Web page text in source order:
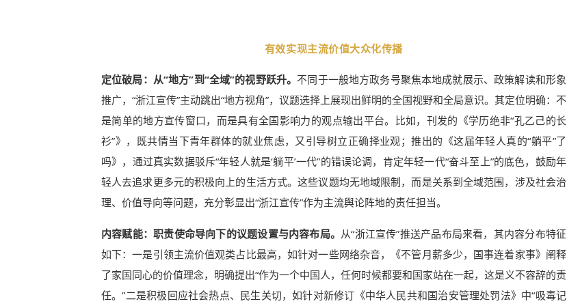
有效实现主流价值大众化传播
定位破局：从“地方”到“全域”的视野跃升。不同于一般地方政务号聚焦本地成就展示、政策解读和形象
推广，“浙江宣传”主动跳出“地方视角”，议题选择上展现出鲜明的全国视野和全局意识。其定位明确：不
是简单的地方宣传窗口，而是具有全国影响力的观点输出平台。比如，刊发的《学历绝非“孔乙己的长
衫”》，既共情当下青年群体的就业焦虑，又引导树立正确择业观；推出的《这届年轻人真的“躺平”了
吗》，通过真实数据驳斥“年轻人就是‘躺平’一代”的错误论调，肯定年轻一代“奋斗至上”的底色，鼓励年
轻人去追求更多元的积极向上的生活方式。这些议题均无地域限制，而是关系到全域范围，涉及社会治
理、价值导向等问题，充分彰显出“浙江宣传”作为主流舆论阵地的责任担当。
内容赋能：职责使命导向下的议题设置与内容布局。 从“浙江宣传”推送产品布局来看，其内容分布特征
如下：一是引领主流价值观类占比最高，如针对一些网络杂音，《不管月薪多少，国事连着家事》阐释
了家国同心的价值理念，明确提出“作为一个中国人，任何时候都要和国家站在一起，这是义不容辞的责
任。”二是积极回应社会热点、民生关切，如针对新修订《中华人民共和国治安管理处罚法》中“吸毒记